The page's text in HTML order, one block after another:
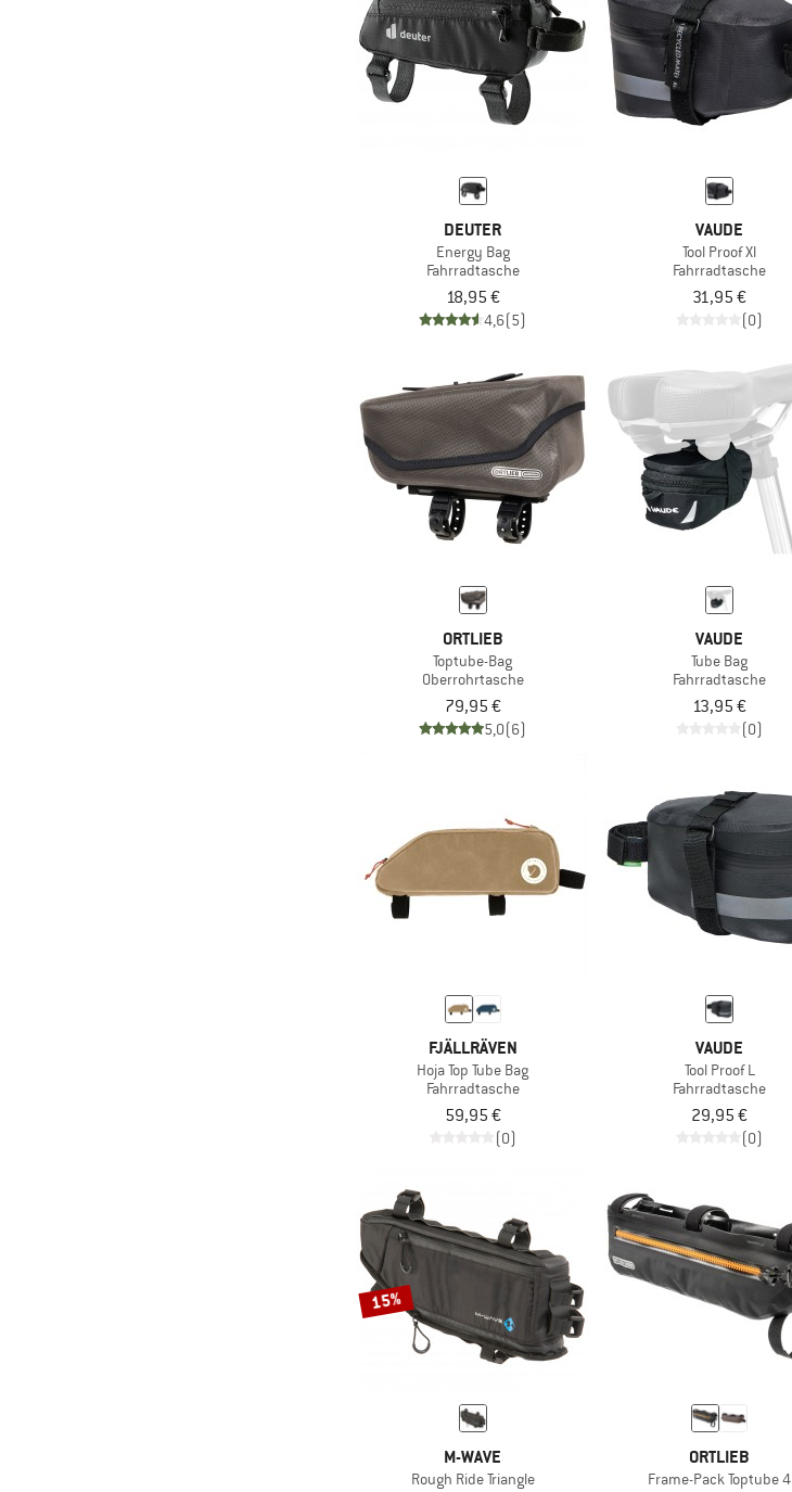
DEUTER
Energy Bag
Fahrradtasche
18,95 €
4,6(5)
VAUDE
Tool Proof Xl
Fahrradtasche
31,95 €
(0)
ORTLIEB
Toptube-Bag
Oberrohrtasche
79,95 €
5,0(6)
VAUDE
Tube Bag
Fahrradtasche
13,95 €
(0)
FJÄLLRÄVEN
Hoja Top Tube Bag
Fahrradtasche
59,95 €
(0)
VAUDE
Tool Proof L
Fahrradtasche
29,95 €
(0)
15%
M-WAVE
Rough Ride Triangle
ORTLIEB
Frame-Pack Toptube 4